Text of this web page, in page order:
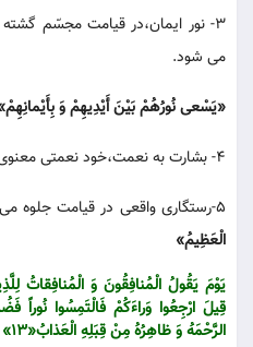
3- نور ایمان،در قیامت مجسّم
می شود.
«یَسْعی نُورُهُمْ بَیْنَ أَیْدِیهِمْ وَ
4- بشارت به نعمت،خود نعمتی معنوی و روانی است.
5-رستگاری واقعی در قیامت جلوه می کند.
الْعَظِیمُ»
یَوْمَ یَقُولُ الْمُنافِقُونَ وَ الْمُنافِقاتُ
قِیلَ ارْجِعُوا وَراءَکُمْ فَالْتَمِسُوا نُوراً
الرَّحْمَهُ وَ ظاهِرُهُ مِنْ قِبَلِهِ الْعَذابُ«13»